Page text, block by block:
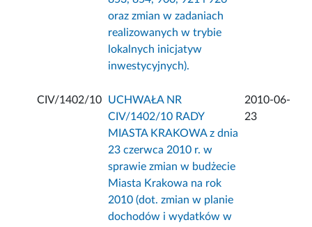
oraz zmian w zadaniach
realizowanych w trybie
lokalnych inicjatyw
inwestycyjnych).
CIV/1402/10
UCHWAŁA NR
CIV/1402/10 RADY
MIASTA KRAKOWA z dnia
23 czerwca 2010 r. w
sprawie zmian w budżecie
Miasta Krakowa na rok
2010 (dot. zmian w planie
dochodów i wydatków w
2010-06-
23